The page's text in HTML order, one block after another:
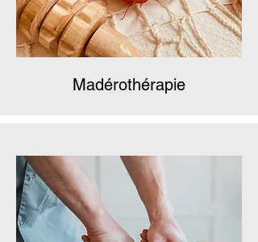
Madérothérapie